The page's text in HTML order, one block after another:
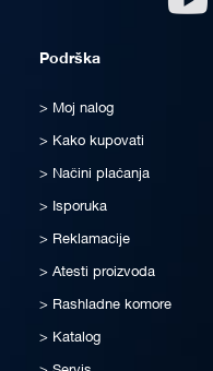
Podrška
Moj nalog
Kako kupovati
Načini plaćanja
Isporuka
Reklamacije
Atesti proizvoda
Rashladne komore
Katalog